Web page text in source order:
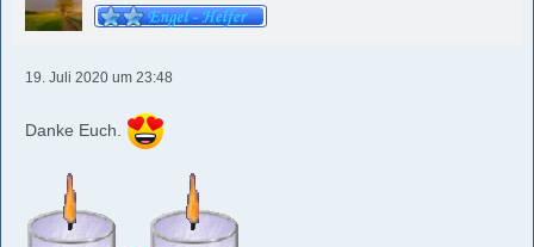
19. Juli 2020 um 23:48
Danke Euch.